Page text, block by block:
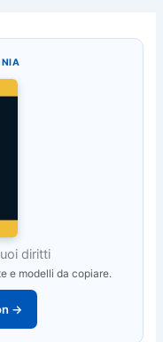
diritti
e modelli da copiare.
→